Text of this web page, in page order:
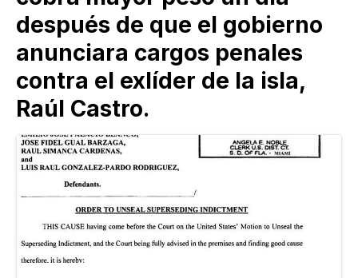
después de que el gobierno
anunciara cargos penales
contra el exlíder de la isla,
Raúl Castro.